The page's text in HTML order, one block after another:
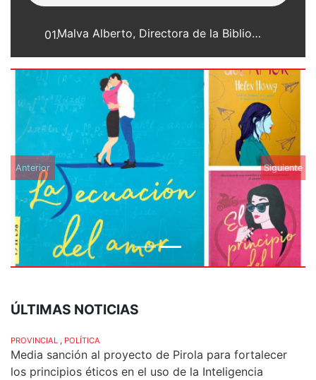
01. Malva Alberto, Directora de la Biblioteca "Mariano Moreno"
Anterior Siguiente
ÚLTIMAS NOTICIAS
PROVINCIAL , POLÍTICA
Media sanción al proyecto de Pirola para fortalecer
los principios éticos en el uso de la Inteligencia